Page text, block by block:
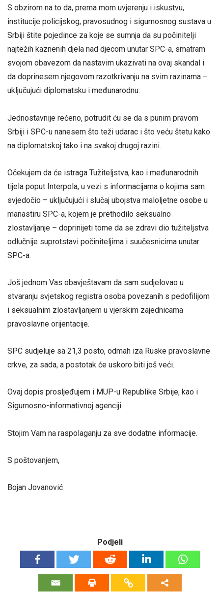
S obzirom na to da, prema mom uvjerenju i iskustvu,
institucije policijskog, pravosudnog i sigurnosnog sustava u
Srbiji štite pojedince za koje se sumnja da su počinitelji
najtežih kaznenih djela nad djecom unutar SPC-a, smatram
svojom obavezom da nastavim ukazivati na ovaj skandal i
da doprinesem njegovom razotkrivanju na svim razinama –
uključujući diplomatsku i međunarodnu.
Jednostavnije rečeno, potrudit ću se da s punim pravom
Srbiji i SPC-u nanesem što teži udarac i što veću štetu kako
na diplomatskoj tako i na svakoj drugoj razini.
Očekujem da će istraga Tužiteljstva, kao i međunarodnih
tijela poput Interpola, u vezi s informacijama o kojima sam
svjedočio – uključujući i slučaj ubojstva maloljetne osobe u
manastiru SPC-a, kojem je prethodilo seksualno
zlostavljanje – doprinijeti tome da se zdravi dio tužiteljstva
odlučnije suprotstavi počiniteljima i suučesnicima unutar
SPC-a.
Još jednom Vas obavještavam da sam sudjelovao u
stvaranju svjetskog registra osoba povezanih s pedofilijom
i seksualnim zlostavljanjem u vjerskim zajednicama
pravoslavne orijentacije.
SPC sudjeluje sa 21,3 posto, odmah iza Ruske pravoslavne
crkve, za sada, a postotak će uskoro biti još veći.
Ovaj dopis prosljeđujem i MUP-u Republike Srbije, kao i
Sigurnosno-informativnoj agenciji.
Stojim Vam na raspolaganju za sve dodatne informacije.
S poštovanjem,
Bojan Jovanović
Podjeli